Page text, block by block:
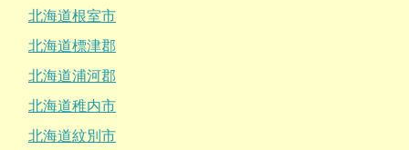
北海道根室市
北海道標津郡
北海道浦河郡
北海道稚内市
北海道紋別市